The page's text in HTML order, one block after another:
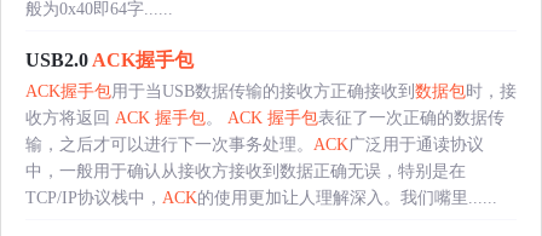
般为0x40即64字......
USB2.0 ACK握手包
ACK握手包 用于当USB数据传输的接收方正确接收到 数据包时，接
收方将返回 ACK 握手包。 ACK 握手包表征了一次正确的数据传
输，之后才可以进行下一次事务处理。 ACK 广泛用于通读协议
中，一般用于确认从接收方接收到数据正确无误，特别是在
TCP/IP协议栈中， ACK的使用更加让人理解深入。我们嘴里......